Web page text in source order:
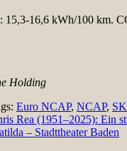
15,3-16,6 kWh/100 km.
Holding
Euro NCAP, NCAP,
Rea (1951–2025): Ein
– Stadttheater Baden